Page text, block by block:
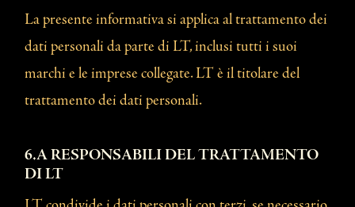
La presente informativa si applica al trattamento dei
dati personali da parte di LT, inclusi tutti i suoi
marchi e le imprese collegate. LT è il titolare del
trattamento dei dati personali.
6.A RESPONSABILI DEL TRATTAMENTO
DI LT